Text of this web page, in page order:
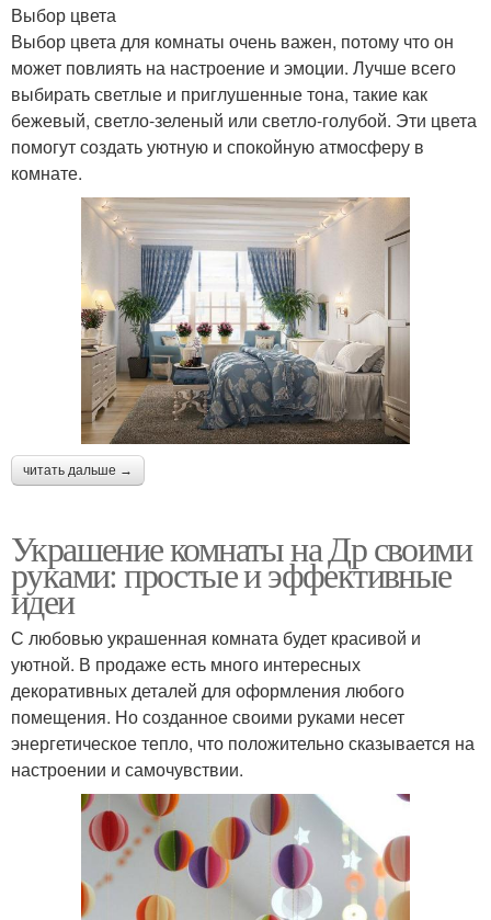
Выбор цвета
Выбор цвета для комнаты очень важен, потому что он
может повлиять на настроение и эмоции. Лучше всего
выбирать светлые и приглушенные тона, такие как
бежевый, светло-зеленый или светло-голубой. Эти цвета
помогут создать уютную и спокойную атмосферу в
комнате.
читать дальше →
Украшение комнаты на Др своими
руками: простые и эффективные
идеи
С любовью украшенная комната будет красивой и
уютной. В продаже есть много интересных
декоративных деталей для оформления любого
помещения. Но созданное своими руками несет
энергетическое тепло, что положительно сказывается на
настроении и самочувствии.